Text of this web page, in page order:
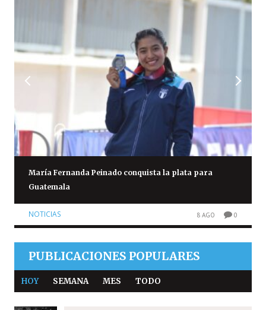
María Fernanda Peinado conquista la plata para
Guatemala
NOTICIAS 8 AGO 0
PUBLICACIONES POPULARES
HOY SEMANA MES TODO